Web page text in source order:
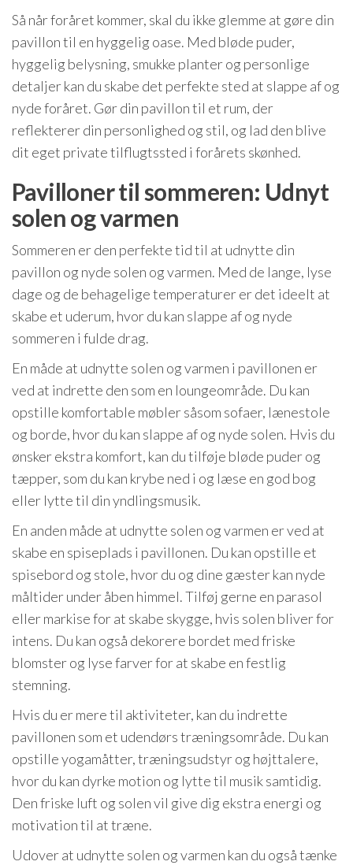
Så når foråret kommer, skal du ikke glemme at gøre din
pavillon til en hyggelig oase. Med bløde puder,
hyggelig belysning, smukke planter og personlige
detaljer kan du skabe det perfekte sted at slappe af og
nyde foråret. Gør din pavillon til et rum, der
reflekterer din personlighed og stil, og lad den blive
dit eget private tilflugtssted i forårets skønhed.
Pavilloner til sommeren: Udnyt
solen og varmen
Sommeren er den perfekte tid til at udnytte din
pavillon og nyde solen og varmen. Med de lange, lyse
dage og de behagelige temperaturer er det ideelt at
skabe et uderum, hvor du kan slappe af og nyde
sommeren i fulde drag.
En måde at udnytte solen og varmen i pavillonen er
ved at indrette den som en loungeområde. Du kan
opstille komfortable møbler såsom sofaer, lænestole
og borde, hvor du kan slappe af og nyde solen. Hvis du
ønsker ekstra komfort, kan du tilføje bløde puder og
tæpper, som du kan krybe ned i og læse en god bog
eller lytte til din yndlingsmusik.
En anden måde at udnytte solen og varmen er ved at
skabe en spiseplads i pavillonen. Du kan opstille et
spisebord og stole, hvor du og dine gæster kan nyde
måltider under åben himmel. Tilføj gerne en parasol
eller markise for at skabe skygge, hvis solen bliver for
intens. Du kan også dekorere bordet med friske
blomster og lyse farver for at skabe en festlig
stemning.
Hvis du er mere til aktiviteter, kan du indrette
pavillonen som et udendørs træningsområde. Du kan
opstille yogamåtter, træningsudstyr og højttalere,
hvor du kan dyrke motion og lytte til musik samtidig.
Den friske luft og solen vil give dig ekstra energi og
motivation til at træne.
Udover at udnytte solen og varmen kan du også tænke